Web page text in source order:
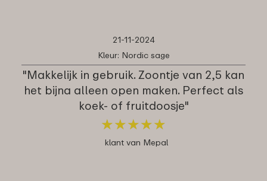
21-11-2024
Kleur: Nordic sage
"Makkelijk in gebruik. Zoontje van 2,5 kan
het bijna alleen open maken. Perfect als
koek- of fruitdoosje"
★★★★★
★★★★★
klant van Mepal